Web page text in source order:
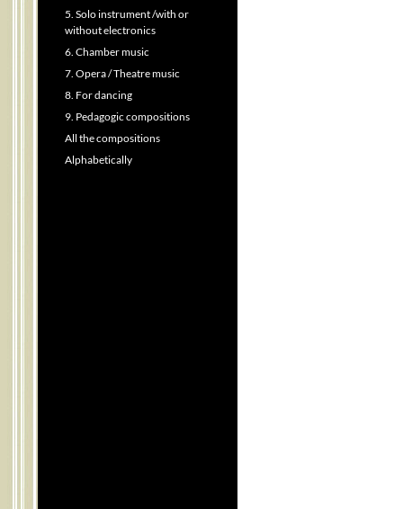
5. Solo instrument /with or
without electronics
6. Chamber music
7. Opera / Theatre music
8. For dancing
9. Pedagogic compositions
All the compositions
Alphabetically